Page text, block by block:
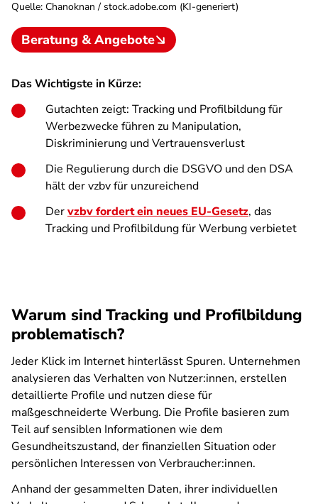
Quelle: Chanoknan / stock.adobe.com (KI-generiert)
Beratung & Angebote
Das Wichtigste in Kürze:
Gutachten zeigt: Tracking und Profilbildung für
Werbezwecke führen zu Manipulation,
Diskriminierung und Vertrauensverlust
Die Regulierung durch die DSGVO und den DSA
hält der vzbv für unzureichend
Dervzbv fordert ein neues EU-Gesetz, das
Tracking und Profilbildung für Werbung verbietet
Warum sind Tracking und Profilbildung
problematisch?
Jeder Klick im Internet hinterlässt Spuren. Unternehmen
analysieren das Verhalten von Nutzer:innen, erstellen
detaillierte Profile und nutzen diese für
maßgeschneiderte Werbung. Die Profile basieren zum
Teil auf sensiblen Informationen wie dem
Gesundheitszustand, der finanziellen Situation oder
persönlichen Interessen von Verbraucher:innen.
Anhand der gesammelten Daten, ihrer individuellen